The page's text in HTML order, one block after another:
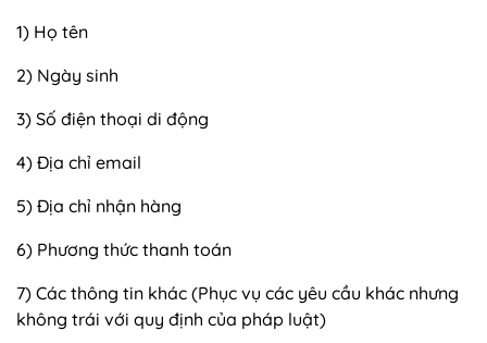
1) Họ tên
2) Ngày sinh
3) Số điện thoại di động
4) Địa chỉ email
5) Địa chỉ nhận hàng
6) Phương thức thanh toán
7) Các thông tin khác (Phục vụ các yêu cầu khác nhưng
không trái với quy định của pháp luật)